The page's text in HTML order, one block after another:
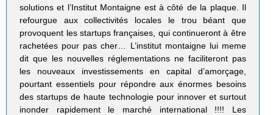
solutions et l’Institut Montaigne est à côté de la plaque. Il
refourgue aux collectivités locales le trou béant que
provoquent les startups françaises, qui continueront à être
rachetées pour pas cher… L’institut montaigne lui meme
dit que les nouvelles réglementations ne faciliteront pas
les nouveaux investissements en capital d’amorçage,
pourtant essentiels pour répondre aux énormes besoins
des startups de haute technologie pour innover et surtout
inonder rapidement le marché international !!!! Les